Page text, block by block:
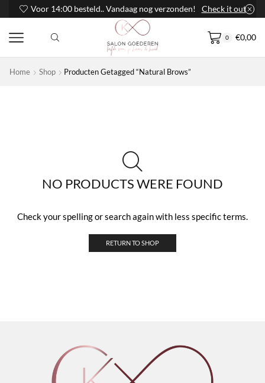
Voor 14:00 besteld.. Vandaag nog verzonden! Check it out
0 €0,00
Home Shop Producten Getagged “Natural Brows”
NO PRODUCTS WERE FOUND
Check your spelling or search again with less specific terms.
RETURN TO SHOP